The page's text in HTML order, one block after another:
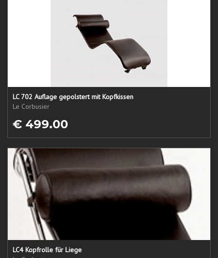
LC 702 Auflage gepolstert mit Kopfkissen
Le Corbusier
€ 499.00
LC4 Kopfrolle für Liege